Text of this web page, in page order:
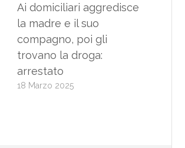
Ai domiciliari aggredisce
la madre e il suo
compagno, poi gli
trovano la droga:
arrestato
18 Marzo 2025